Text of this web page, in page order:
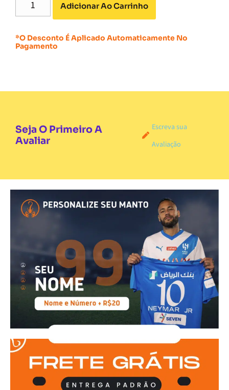
Adicionar Ao Carrinho
*O Desconto É Aplicado Automaticamente No
Pagamento
Seja O Primeiro A
Avaliar
Escreva sua
Avaliação